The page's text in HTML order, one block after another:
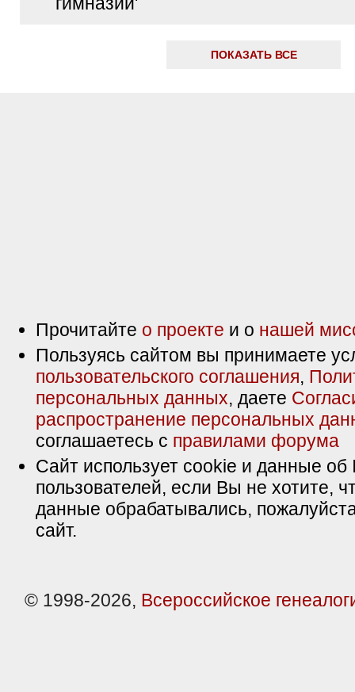
ПОКАЗАТЬ ВСЕ
Прочитайте о проекте и о нашей
Пользуясь сайтом вы принимаете
пользовательского соглашения,
персональных данных, даете
распространение персональных
соглашаетесь с правилами форума
Сайт использует cookie и данные об
пользователей, если Вы не хотите,
данные обрабатывались,
сайт.
© 1998-2026, Всероссийское